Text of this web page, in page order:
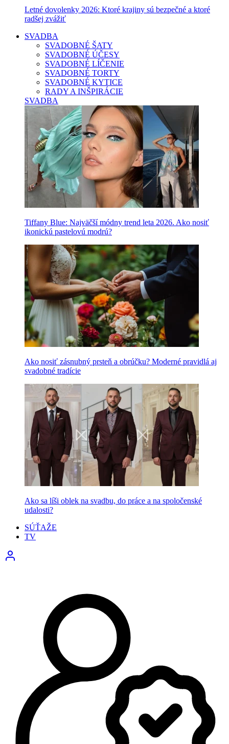
Letné dovolenky 2026: Ktoré krajiny sú bezpečné a ktoré
radšej zvážiť
SVADBA
SVADOBNÉ ŠATY
SVADOBNÉ ÚČESY
SVADOBNÉ LÍČENIE
SVADOBNÉ TORTY
SVADOBNÉ KYTICE
RADY A INŠPIRÁCIE
SVADBA
Tiffany Blue: Najväčší módny trend leta 2026. Ako nosiť
ikonickú pastelovú modrú?
Ako nosiť zásnubný prsteň a obrúčku? Moderné pravidlá aj
svadobné tradície
Ako sa líši oblek na svadbu, do práce a na spoločenské
udalosti?
SÚŤAŽE
TV